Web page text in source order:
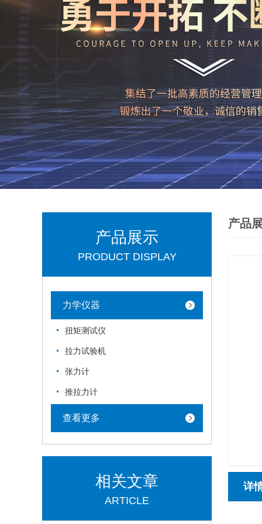
产品展示
PRODUCT DISPLAY
力学仪器
扭矩测试仪
拉力试验机
张力计
推拉力计
查看更多
相关文章
ARTICLE
产品
详